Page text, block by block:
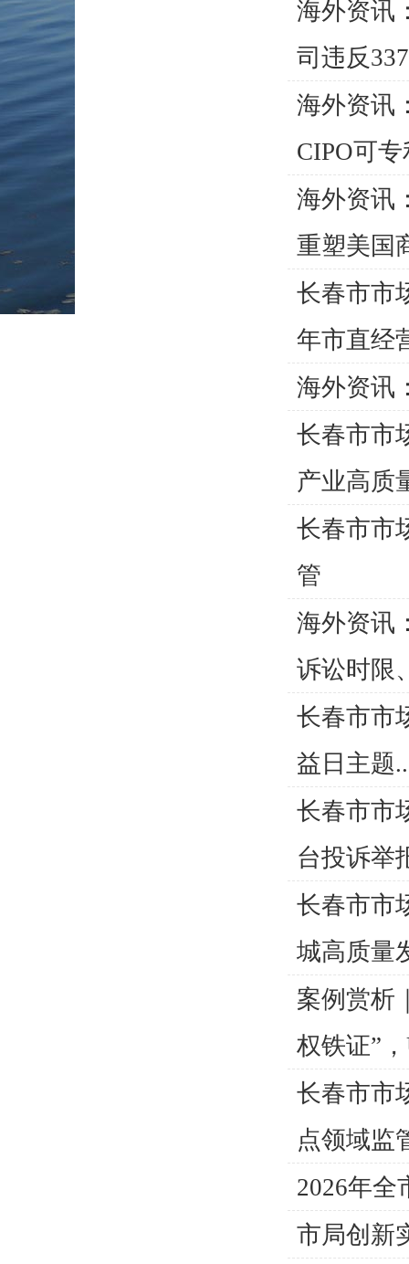
海外资讯
司违反
海外资讯
CIPO可
海外资讯
重塑美国
长春市市
年市直经
海外资讯
长春市市
产业高质
长春市市
管
海外资讯
诉讼时限
长春市市
益日主题
长春市市
台投诉举
长春市市
城高质量
案例赏析
权铁证”
长春市市
点领域监
2026年全
市局创新